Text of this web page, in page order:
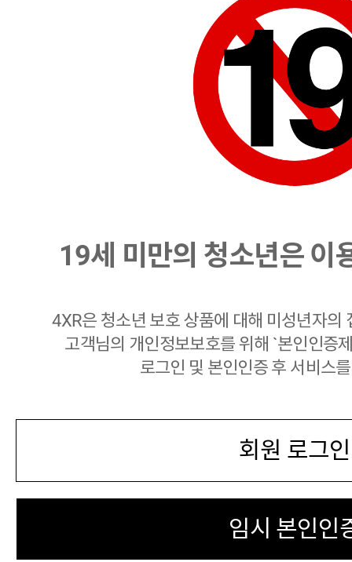
19세 미만의 청소년은 이
4XR은 청소년 보호 상품에 대해 미성년자의
고객님의 개인정보보호를 위해 `본인인증
로그인 및 본인인증 후 서비스
회원 로그인
임시 본인인